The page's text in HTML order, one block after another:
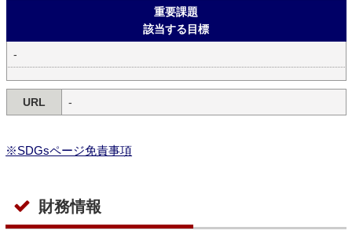
重要課題
該当する目標
-
URL -
※SDGsページ免責事項
財務情報